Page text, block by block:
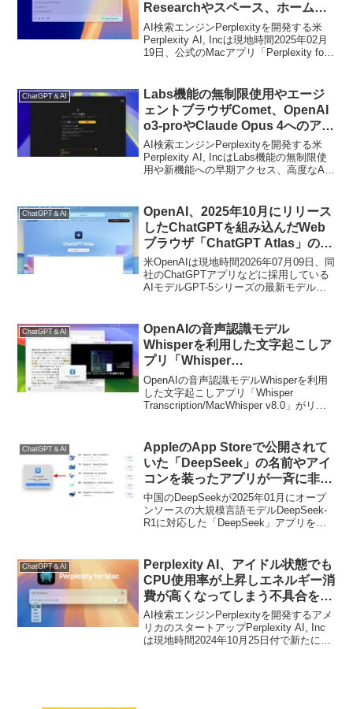
Researchやスペース、ホームウ
ィジェットに対応し、無料ユーザ
ーでもファイルのアップロードが
可能に。
AI検索エンジンPerplexityを開発する米
Perplexity AI, Incは現地時間2025年02月
19日、公式のMacアプリ「Perplexity for
Researchなどの新機能を追加したと発表
しています。
ChatGPT＆AI
Labs機能の無制限使用やエージ
ェントブラウザComet、OpenAI
o3-proやClaude Opus 4へのアク
セスが可能な月額3万円の
Perplexity Maxをサポートした
「Perplexity for Mac」がリリー
AI検索エンジンPerplexityを開発する米
Perplexity AI, IncはLabs機能の無制限使
用や新機能への早期アクセス、高度なAI
Mac v 2.250626.0」をリリースしていま
す。
ChatGPT＆AI
OpenAI、2025年10月にリリース
したChatGPTを組み込んだWeb
ブラウザ「ChatGPT Atlas」の提
供を2026年8月9日で終了すると
発表。
米OpenAIは現地時間2026年07月09日、同
社のChatGPTアプリなどに採用している
AIモデルGPT-5シリーズの最新モデルと
組み込んだWebブラウザ「ChatGPT
Atlas for macOS」の提供を2026年08月
09日で終了すると発表しています。
ChatGPT＆AI
OpenAIの音声認識モデル
Whisperを利用した文字起こしア
プリ「Whisper
Transcription/MacWhisper
v8.0」がリリース。作成した字幕
を確認できる動画プレイヤーや
WhisperKitをサポート。
OpenAIの音声認識モデルWhisperを利用
した文字起こしアプリ「Whisper
Transcription/MacWhisper v8.0」がリリ
ChatGPT＆AI
AppleのApp Storeで公開されて
いた「DeepSeek」の名前やアイ
コンを装ったアプリが一斉に非公
開に。
中国のDeepSeekが2025年01月にオープ
ンソースの大規模言語モデルDeepSeek-
R1に対応した「DeepSeek」アプリをリ
AppleのMac/App Storeに複数公開されて
いましたが、日本時間02月24日時点で、
これらのアプリが全て非公開となったよ
うです。
ChatGPT＆AI
Perplexity AI、アイドル状態でも
CPU使用率が上昇しエネルギー消
費が高くなってしまう不具合を修
正した公式クライアント
「Perplexity for Mac v1.0.2」を
リリース。
AI検索エンジンPerplexityを開発するアメ
リカのスタートアップPerplexity AI, Inc
は現地時間2024年10月25日付で新たに